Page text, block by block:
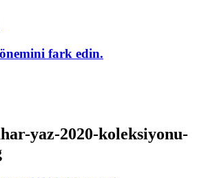
fark edin.
yaz-2020-koleksiyonu-